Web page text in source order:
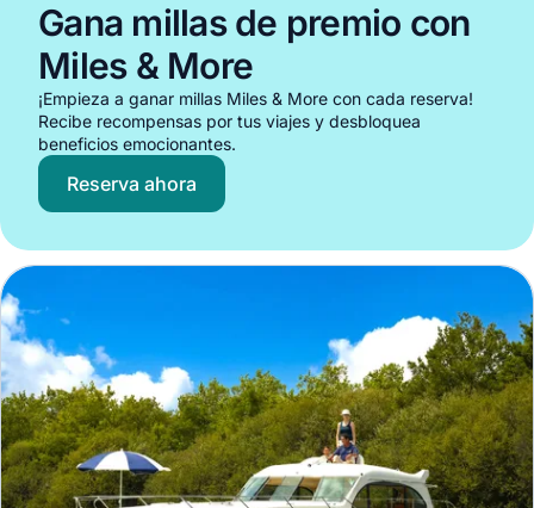
Gana millas de premio con
Miles & More
¡Empieza a ganar millas Miles & More con cada reserva!
Recibe recompensas por tus viajes y desbloquea
beneficios emocionantes.
Reserva ahora